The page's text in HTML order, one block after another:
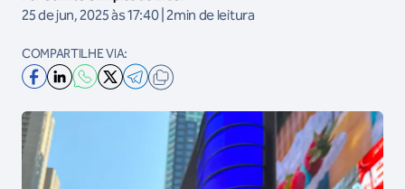
25 de jun, 2025 às 17:40 | 2min de leitura
COMPARTILHE VIA: